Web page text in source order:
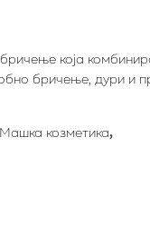
која
бричење, дури и
Машка козметика,